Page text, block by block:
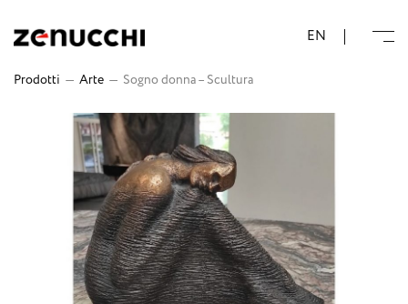
EN
Prodotti — Arte — Sogno donna – Scultura